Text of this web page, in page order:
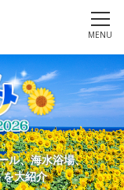
MENU
ル、海水浴場、
大紹介